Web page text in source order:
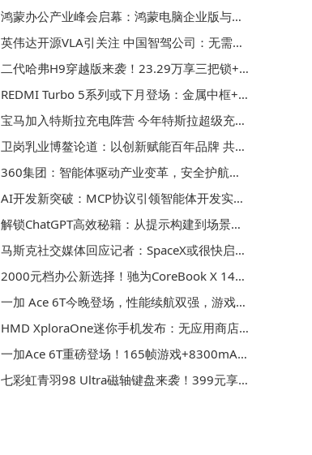
鸿蒙办公产业峰会启幕：鸿蒙电脑企业版与擎云 HM740引领商用办公新进化
英伟达开源VLA引关注 中国智驾公司：无需慌张但需加速前行
二代哈弗H9穿越版来袭！23.29万享三把锁+800mm涉水，越野性能拉满
REDMI Turbo 5系列或下月登场：金属中框+天玑新芯 续航性能双升级
宝马加入特斯拉充电阵营 今年特斯拉超级充电桩已开放给15家车企
卫岗乳业博鳌论道：以创新赋能百年品牌 共绘乳业新蓝图
360集团：智能体驱动产业变革，安全护航赋能新质生产力发展
AI开发新突破：MCP协议引领智能体开发实战，59课时解锁新技能
解锁ChatGPT高效秘籍：从提示构建到场景应用，开启智能沟通新篇章
马斯克社交媒体回应记者：SpaceX或很快启动首次公开募股IPO
2000元档办公新选择！驰为CoreBook X 14英寸阔屏+锐龙7430U实测体验
一加 Ace 6T今晚登场，性能续航双强，游戏党不可错过的性价比之选
HMD XploraOne迷你手机发布：无应用商店 专为儿童防沉迷设计
一加Ace 6T重磅登场！165帧游戏+8300mAh电池，2399元起开启性能新体验
七彩虹青羽98 Ultra磁轴键盘来袭！399元享毫秒级触发与全能体验